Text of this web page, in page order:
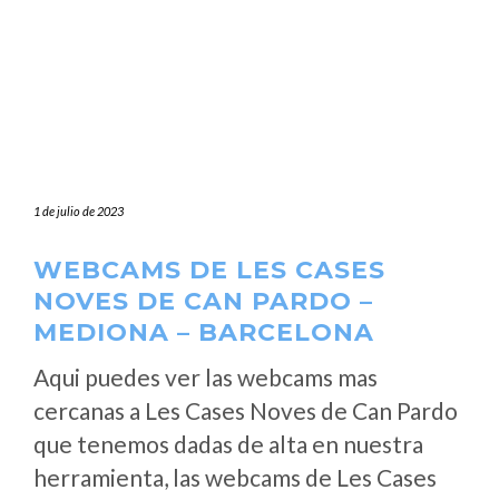
1 de julio de 2023
WEBCAMS DE LES CASES
NOVES DE CAN PARDO –
MEDIONA – BARCELONA
Aqui puedes ver las webcams mas
cercanas a Les Cases Noves de Can Pardo
que tenemos dadas de alta en nuestra
herramienta, las webcams de Les Cases